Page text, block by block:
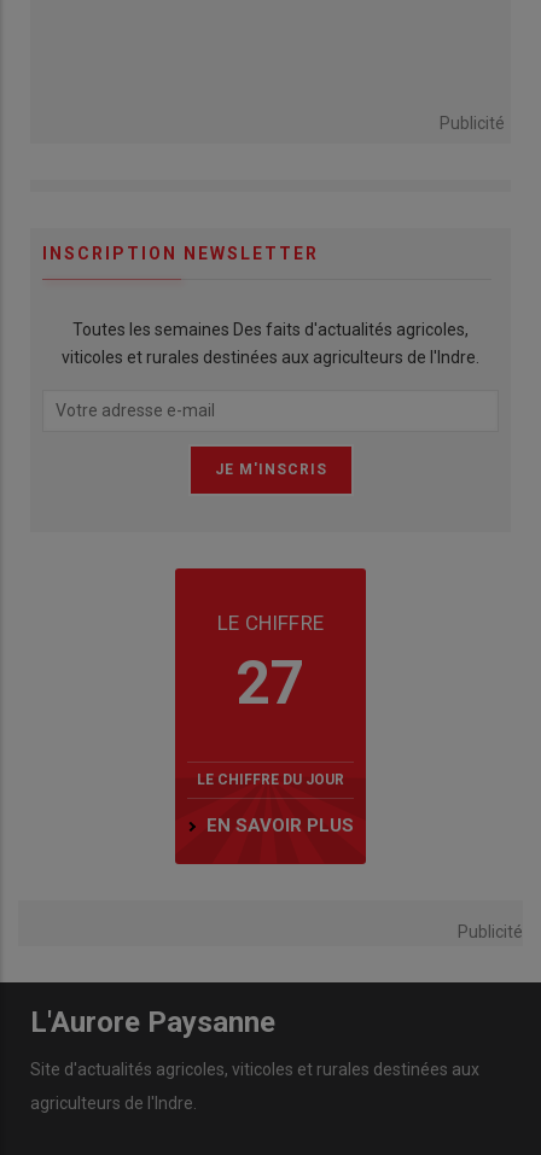
Publicité
INSCRIPTION NEWSLETTER
Toutes les semaines Des faits d'actualités agricoles,
viticoles et rurales destinées aux agriculteurs de l'Indre.
LE CHIFFRE
27
LE CHIFFRE DU JOUR
EN SAVOIR PLUS
Publicité
L'Aurore Paysanne
Site d'actualités agricoles, viticoles et rurales destinées aux
agriculteurs de l'Indre.